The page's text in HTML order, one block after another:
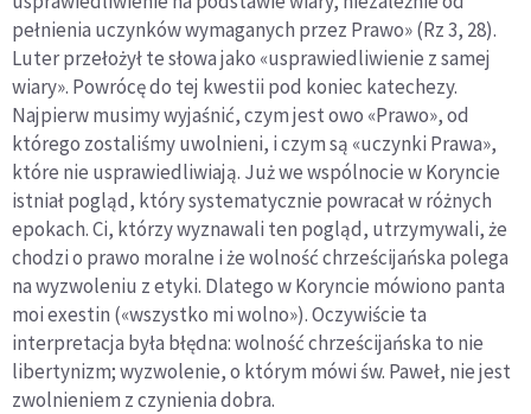
pełnienia uczynków wymaganych przez Prawo» (Rz 3, 28).
Luter przełożył te słowa jako «usprawiedliwienie z samej
wiary». Powrócę do tej kwestii pod koniec katechezy.
Najpierw musimy wyjaśnić, czym jest owo «Prawo», od
którego zostaliśmy uwolnieni, i czym są «uczynki Prawa»,
które nie usprawiedliwiają. Już we wspólnocie w Koryncie
istniał pogląd, który systematycznie powracał w różnych
epokach. Ci, którzy wyznawali ten pogląd, utrzymywali, że
chodzi o prawo moralne i że wolność chrześcijańska polega
na wyzwoleniu z etyki. Dlatego w Koryncie mówiono panta
moi exestin («wszystko mi wolno»). Oczywiście ta
interpretacja była błędna: wolność chrześcijańska to nie
libertynizm; wyzwolenie, o którym mówi św. Paweł, nie jest
zwolnieniem z czynienia dobra.